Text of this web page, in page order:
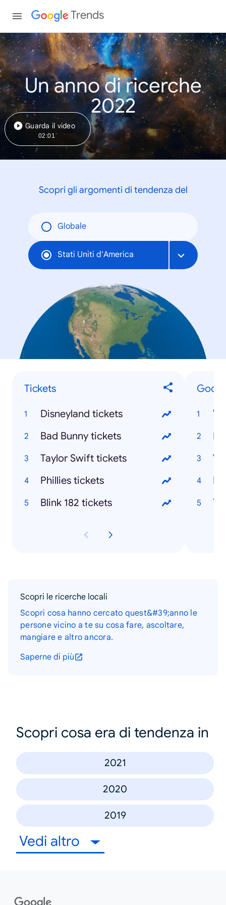
Trends
Un anno di ricerche
2022
Guarda il video
02:01
Scopri gli argomenti di tendenza del
Globale
Stati Uniti d'America
Tickets
Disneyland tickets
Bad Bunny tickets
Taylor Swift tickets
Phillies tickets
Blink 182 tickets
Scopri le ricerche locali
Scopri cosa hanno cercato quest&#39;anno le
persone vicino a te su cosa fare, ascoltare,
mangiare e altro ancora.
Saperne di più
Scopri cosa era di tendenza in
2021
2020
2019
Vedi altro